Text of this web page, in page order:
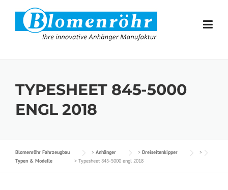
Skip to content
TYPESHEET 845-5000
ENGL 2018
Blomenröhr Fahrzeugbau > Anhänger > Dreiseitenkipper
>
Typen & Modelle
> Typesheet 845-5000 engl 2018